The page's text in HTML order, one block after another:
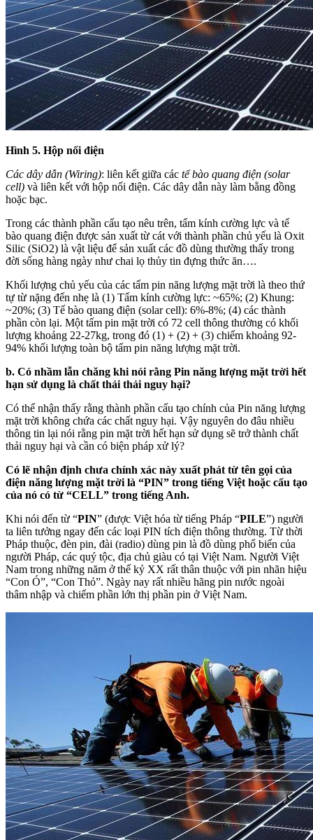
Hình 5. Hộp nối điện
Các dây dẫn (Wiring): liên kết giữa các tế bào quang điện (solar
cell) và liên kết với hộp nối điện. Các dây dẫn này làm bằng đồng
hoặc bạc.
Trong các thành phần cấu tạo nêu trên, tấm kính cường lực và tế
bào quang điện được sản xuất từ cát với thành phần chủ yếu là Oxit
Silic (SiO2) là vật liệu để sản xuất các đồ dùng thường thấy trong
đời sống hàng ngày như chai lọ thủy tin đựng thức ăn….
Khối lượng chủ yếu của các tấm pin năng lượng mặt trời là theo thứ
tự từ nặng đến nhẹ là (1) Tấm kính cường lực: ~65%; (2) Khung:
~20%; (3) Tế bào quang điện (solar cell): 6%-8%; (4) các thành
phần còn lại. Một tấm pin mặt trời có 72 cell thông thường có khối
lượng khoảng 22-27kg, trong đó (1) + (2) + (3) chiếm khoảng 92-
94% khối lượng toàn bộ tấm pin năng lượng mặt trời.
b. Có nhầm lẫn chăng khi nói rằng Pin năng lượng mặt trời hết
hạn sử dụng là chất thải thải nguy hại?
Có thể nhận thấy rằng thành phần cấu tạo chính của Pin năng lượng
mặt trời không chứa các chất nguy hại. Vậy nguyên do đâu nhiều
thông tin lại nói rằng pin mặt trời hết hạn sử dụng sẽ trở thành chất
thải nguy hại và cần có biện pháp xử lý?
Có lẽ nhận định chưa chính xác này xuất phát từ tên gọi của
điện năng lượng mặt trời là “PIN” trong tiếng Việt hoặc cấu tạo
của nó có từ “CELL” trong tiếng Anh.
Khi nói đến từ “PIN” (được Việt hóa từ tiếng Pháp “PILE”) người
ta liên tưởng ngay đến các loại PIN tích điện thông thường. Từ thời
Pháp thuộc, đèn pin, đài (radio) dùng pin là đồ dùng phổ biến của
người Pháp, các quý tộc, địa chủ giàu có tại Việt Nam. Người Việt
Nam trong những năm ở thế kỷ XX rất thân thuộc với pin nhãn hiệu
“Con Ó”, “Con Thỏ”. Ngày nay rất nhiều hãng pin nước ngoài
thâm nhập và chiếm phần lớn thị phần pin ở Việt Nam.